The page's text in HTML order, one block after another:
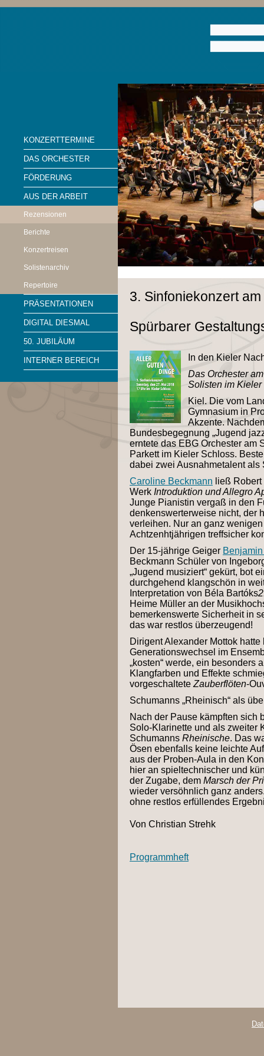
KONZERTTERMINE
DAS ORCHESTER
FÖRDERUNG
AUS DER ARBEIT
Rezensionen
Berichte
Konzertreisen
Solistenarchiv
Repertoire
PRÄSENTATIONEN
DIGITAL DIESMAL
50. JUBILÄUM
INTERNER BEREICH
3. Sinfoniekonzert
Spürbarer
In den Kieler
Das Orchester
Solisten im Kieler
Kiel. Die vom
Gymnasium in
Akzente.
Bundesbegegnung „Jugend
erntete das EBG Orchester am
Parkett im Kieler Schloss.
dabei zwei Ausnahmetalent als
Caroline Beckmann ließ
Werk Introduktion und Allegro
Junge Pianistin vergaß in den
denkenswerterweise nicht, der
verleihen. Nur an ganz
Achtzenhtjährigen treffsicher
Der 15-jährige Geiger
Beckmann Schüler von
„Jugend musiziert“ gekürt, bot
durchgehend klangschön in
Interpretation von Béla Bartóks
Heime Müller an der
bemerkenswerte Sicherheit in
das war restlos überzeugend!
Dirigent Alexander Mottok
Generationswechsel im
„kosten“ werde, ein besonders
Klangfarben und Effekte
vorgeschaltete Zauberflöten-
Schumanns „Rheinisch“ als
Nach der Pause kämpften sich
Solo-Klarinette und als zweiter
Schumanns Rheinische. Das
Ösen ebenfalls keine leichte
aus der Proben-Aula in den
hier an spieltechnischer und
der Zugabe, dem Marsch der
wieder versöhnlich ganz
ohne restlos erfüllendes
Von Christian Strehk
Programmheft